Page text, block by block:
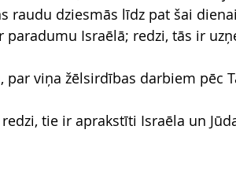
raudu dziesmās līdz pat šai
Israēlā; redzi, tās ir
par viņa žēlsirdības darbiem pēc
tie ir aprakstīti Israēla un